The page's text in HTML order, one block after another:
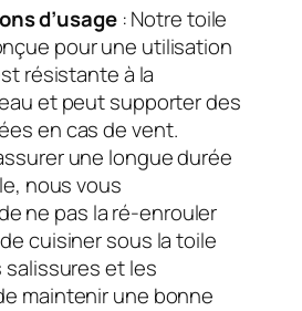
d’usage: Notre toile
pour une utilisation
résistante à la
et peut supporter des
en cas de vent.
une longue durée
nous vous
ne pas la ré-enrouler
cuisiner sous la toile
salissures et les
maintenir une bonne